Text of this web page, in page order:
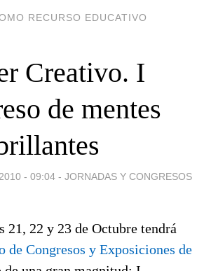
RECURSO EDUCATIVO
Creativo. I
de mentes
- 09:04 - JORNADAS Y CONGRESOS
21, 22 y 23 de Octubre tendrá
de Congresos y Exposiciones de